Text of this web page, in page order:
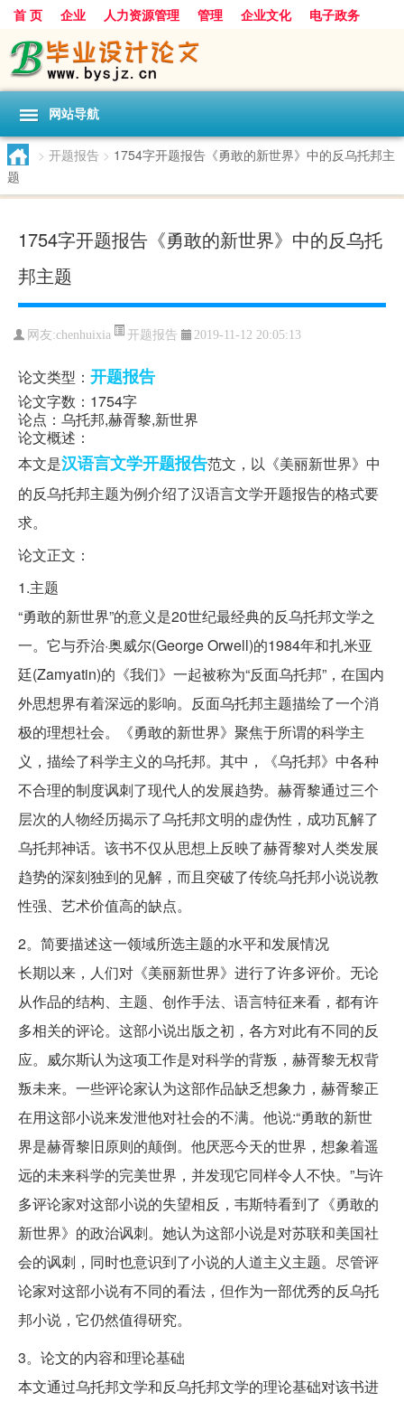
首 页 企业 人力资源管理 管理 企业文化
电子政务
数据
旅游 项目 浅谈 发展
网站导航
> 开题报告 > 1754字开题报告《勇敢的新世界》中的反乌托邦主
题
1754字开题报告《勇敢的新世界》中的反乌托
邦主题
网友:chenhuixia 开题报告 2019-11-12 20:05:13
论文类型： 开题报告
论文字数：1754字
论点：乌托邦,赫胥黎,新世界
论文概述：
本文是汉语言文学开题报告范文，以《美丽新世界》中
的反乌托邦主题为例介绍了汉语言文学开题报告的格式要
求。
论文正文：
1.主题
“勇敢的新世界”的意义是20世纪最经典的反乌托邦文学之
一。它与乔治·奥威尔(George Orwell)的1984年和扎米亚
廷(Zamyatin)的《我们》一起被称为“反面乌托邦”，在国内
外思想界有着深远的影响。反面乌托邦主题描绘了一个消
极的理想社会。《勇敢的新世界》聚焦于所谓的科学主
义，描绘了科学主义的乌托邦。其中，《乌托邦》中各种
不合理的制度讽刺了现代人的发展趋势。赫胥黎通过三个
层次的人物经历揭示了乌托邦文明的虚伪性，成功瓦解了
乌托邦神话。该书不仅从思想上反映了赫胥黎对人类发展
趋势的深刻独到的见解，而且突破了传统乌托邦小说说教
性强、艺术价值高的缺点。
2。简要描述这一领域所选主题的水平和发展情况
长期以来，人们对《美丽新世界》进行了许多评价。无论
从作品的结构、主题、创作手法、语言特征来看，都有许
多相关的评论。这部小说出版之初，各方对此有不同的反
应。威尔斯认为这项工作是对科学的背叛，赫胥黎无权背
叛未来。一些评论家认为这部作品缺乏想象力，赫胥黎正
在用这部小说来发泄他对社会的不满。他说:“勇敢的新世
界是赫胥黎旧原则的颠倒。他厌恶今天的世界，想象着遥
远的未来科学的完美世界，并发现它同样令人不快。”与许
多评论家对这部小说的失望相反，韦斯特看到了《勇敢的
新世界》的政治讽刺。她认为这部小说是对苏联和美国社
会的讽刺，同时也意识到了小说的人道主义主题。尽管评
论家对这部小说有不同的看法，但作为一部优秀的反乌托
邦小说，它仍然值得研究。
3。论文的内容和理论基础
本文通过乌托邦文学和反乌托邦文学的理论基础对该书进